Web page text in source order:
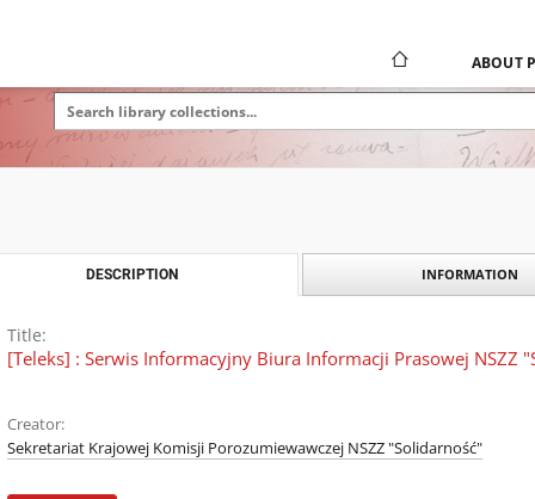
ABOUT
DESCRIPTION INFORMATION
Title:
[Teleks] : Serwis Informacyjny Biura Informacji Prasowej NSZZ
Creator:
Sekretariat Krajowej Komisji Porozumiewawczej NSZZ "Solidarność"